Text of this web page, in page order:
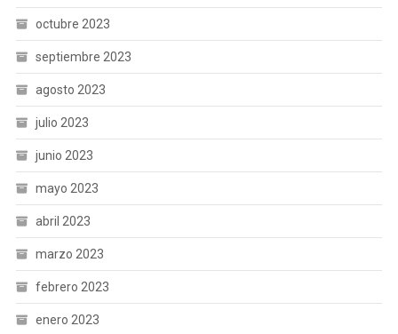
octubre 2023
septiembre 2023
agosto 2023
julio 2023
junio 2023
mayo 2023
abril 2023
marzo 2023
febrero 2023
enero 2023